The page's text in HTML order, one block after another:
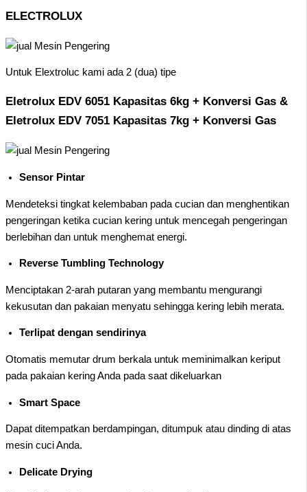
ELECTROLUX
Untuk Elextroluc kami ada 2 (dua) tipe
Eletrolux EDV 6051 Kapasitas 6kg + Konversi Gas &
Eletrolux EDV 7051 Kapasitas 7kg + Konversi Gas
Sensor Pintar
Mendeteksi tingkat kelembaban pada cucian dan menghentikan
pengeringan ketika cucian kering untuk mencegah pengeringan
berlebihan dan untuk menghemat energi.
Reverse Tumbling Technology
Menciptakan 2-arah putaran yang membantu mengurangi
kekusutan dan pakaian menyatu sehingga kering lebih merata.
Terlipat dengan sendirinya
Otomatis memutar drum berkala untuk meminimalkan keriput
pada pakaian kering Anda pada saat dikeluarkan
Smart Space
Dapat ditempatkan berdampingan, ditumpuk atau dinding di atas
mesin cuci Anda.
Delicate Drying